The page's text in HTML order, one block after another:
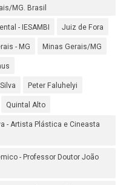
MG. Brasil
- IESAMBI Juiz de Fora
- MG Minas Gerais/MG
Peter Faluhelyi
Quintal Alto
- Artista Plástica e Cineasta
- Professor Doutor João